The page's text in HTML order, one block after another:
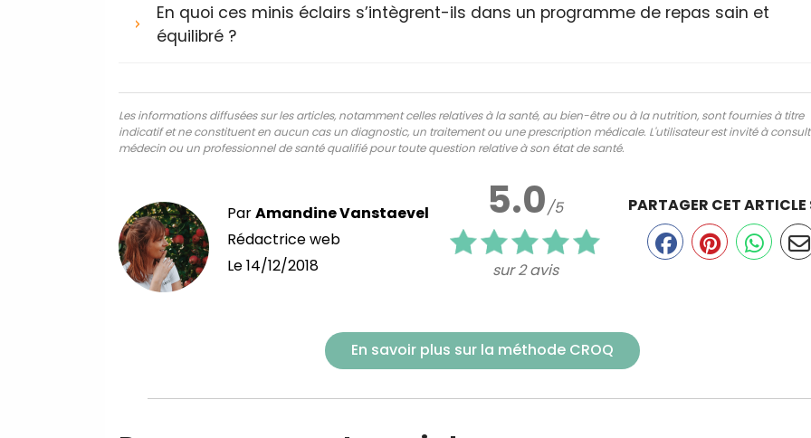
En quoi ces minis éclairs s’intègrent-ils dans un programme de repas sain et
équilibré ?
Les informations diffusées sur les articles, notamment celles relatives à la santé, au bien-être ou à la nutrition, sont fournies à titre
indicatif et ne constituent en aucun cas un diagnostic, un traitement ou une prescription médicale. L'utilisateur est invité à
médecin ou un professionnel de santé qualifié pour toute question relative à son état de santé.
ParAmandine Vanstaevel
Rédactrice web
Le14/12/2018
5.0/5
sur 2 avis
PARTAGER CET ARTICLE
En savoir plus sur la méthode CROQ